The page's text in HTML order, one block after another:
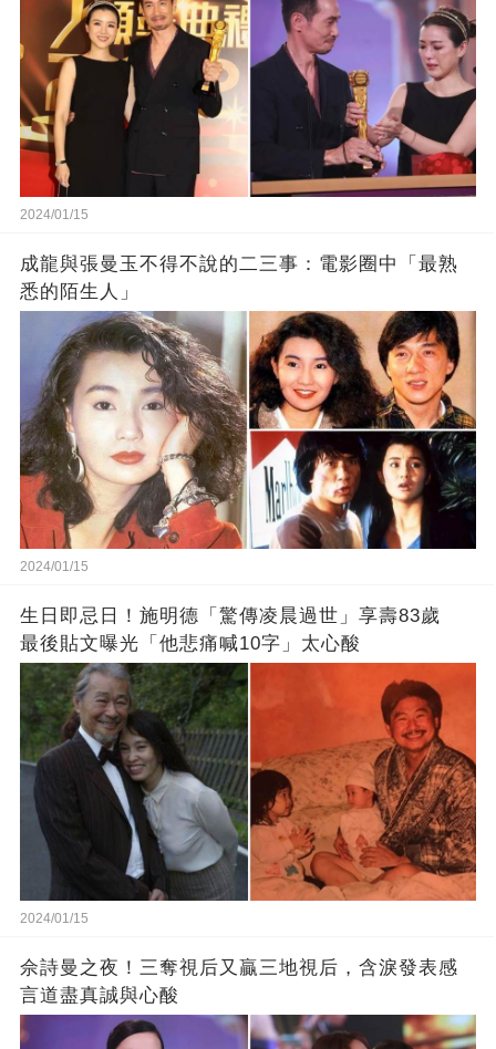
2024/01/15
成龍與張曼玉不得不說的二三事：電影圈中「最熟
悉的陌生人」
2024/01/15
生日即忌日！施明德「驚傳凌晨過世」享壽83歲
最後貼文曝光「他悲痛喊10字」太心酸
2024/01/15
佘詩曼之夜！三奪視后又贏三地視后，含淚發表感
言道盡真誠與心酸